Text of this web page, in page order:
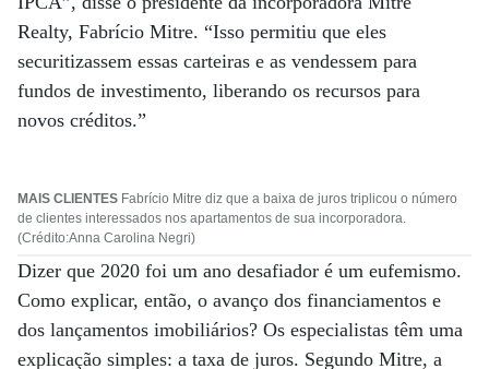
Realty, Fabrício Mitre. “Isso permitiu que eles
securitizassem essas carteiras e as vendessem para
fundos de investimento, liberando os recursos para
novos créditos.”
MAIS CLIENTES Fabrício Mitre diz que a baixa de juros triplicou o número
de clientes interessados nos apartamentos de sua incorporadora.
(Crédito:Anna Carolina Negri)
Dizer que 2020 foi um ano desafiador é um eufemismo.
Como explicar, então, o avanço dos financiamentos e
dos lançamentos imobiliários? Os especialistas têm uma
explicação simples: a taxa de juros. Segundo Mitre, a